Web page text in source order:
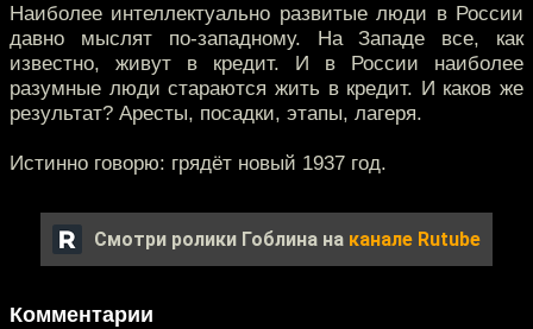
Наиболее интеллектуально развитые люди в России
давно мыслят по-западному. На Западе все, как
известно, живут в кредит. И в России наиболее
разумные люди стараются жить в кредит. И каков же
результат? Аресты, посадки, этапы, лагеря.
Истинно говорю: грядёт новый 1937 год.
Смотри ролики Гоблина на канале Rutube
Комментарии